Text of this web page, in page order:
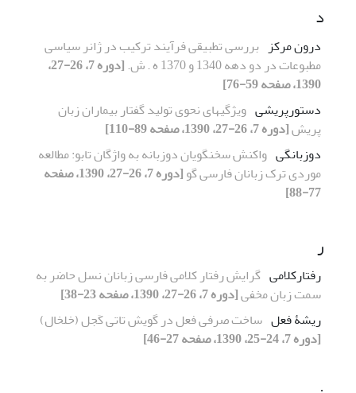
د
درون مرکز بررسی تطبیقی فرآیند ترکیب در ژانر سیاسی
مطبوعات در دو دهه 1340 و 1370 ه . ش.
[دوره 7، 26-27،
1390، صفحه 59-76]
دستورپریشی ویژگیهای نحوی تولید گفتار بیماران زبان
پریش[دوره 7، 26-27، 1390، صفحه 89-110]
دوزبانگی واکنش سخنگویان دوزبانه به واژگان تابو: مطالعه
موردی ترک زبانان فارسی گو
[دوره 7، 26-27، 1390، صفحه
77-88]
ر
رفتارکلامی گرایش رفتار کلامی فارسی زبانان نسل حاضر به
سمت زبان مخفی[دوره 7، 26-27، 1390، صفحه 23-38]
ریشۀ فعل ساخت صرفی فعل در گویش تاتی کَجل (خلخال)
[دوره 7، 24-25، 1390، صفحه 27-46]